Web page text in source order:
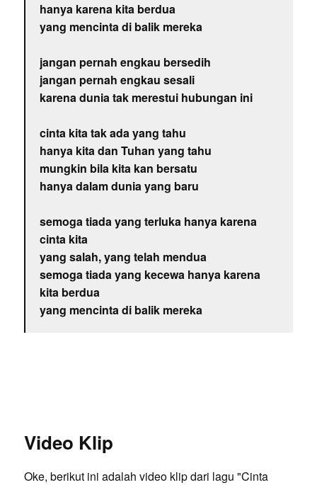
hanya karena kita berdua
yang mencinta di balik mereka
jangan pernah engkau bersedih
jangan pernah engkau sesali
karena dunia tak merestui hubungan ini
cinta kita tak ada yang tahu
hanya kita dan Tuhan yang tahu
mungkin bila kita kan bersatu
hanya dalam dunia yang baru
semoga tiada yang terluka hanya karena
cinta kita
yang salah, yang telah mendua
semoga tiada yang kecewa hanya karena
kita berdua
yang mencinta di balik mereka
Video Klip
Oke, berikut ini adalah video klip dari lagu "Cinta